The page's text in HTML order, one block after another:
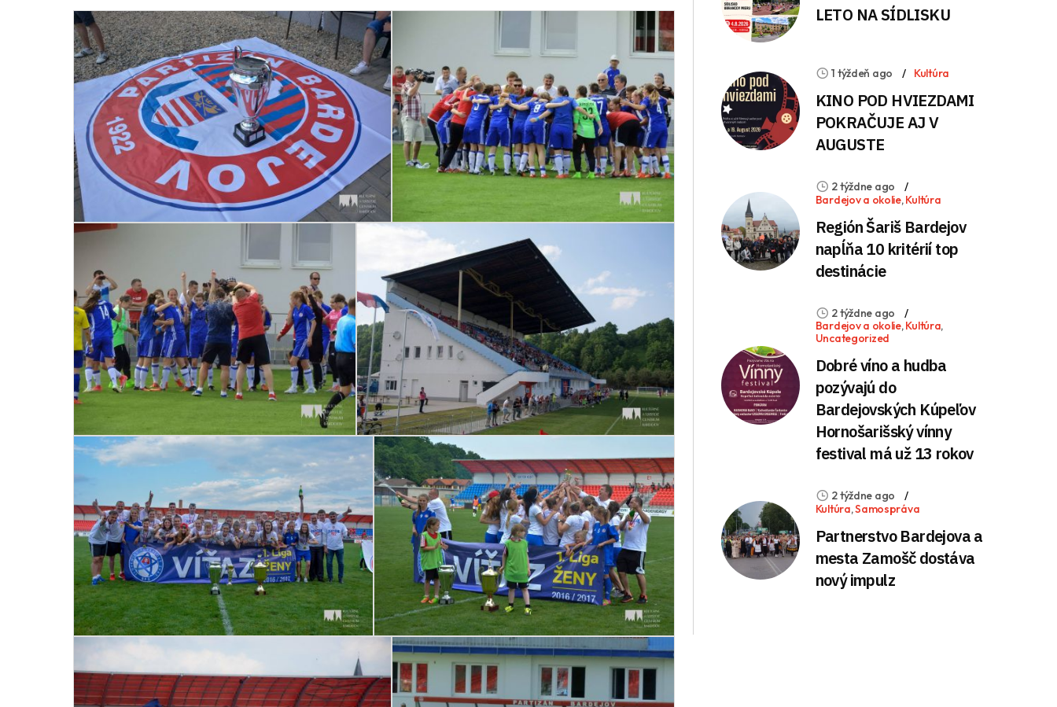
LETO NA SÍDLISKU
1 týždeň ago Kultúra
KINO POD HVIEZDAMI
POKRAČUJE AJ V
AUGUSTE
2 týždne ago
Bardejov a okolie,Kultúra
Región Šariš Bardejov
napĺňa 10 kritérií top
destinácie
2 týždne ago
Bardejov a okolie,Kultúra,
Uncategorized
Dobré víno a hudba
pozývajú do
Bardejovských Kúpeľov
Hornošarišský vínny
festival má už 13 rokov
2 týždne ago
Kultúra,Samospráva
Partnerstvo Bardejova a
mesta Zamošč dostáva
nový impulz